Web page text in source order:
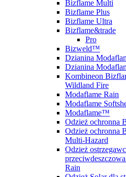
Bizflame Multi
Bizflame Plus
Bizflame Ultra
Bizflame&trade
Pro
Bizweld™
Dzianina
Dzianina
Kombineon
Wildland Fire
Modaflame Rain
Modaflame
Modaflame™
Odzież ochronna
Odzież ochronna
Multi-Hazard
Odzież
Rain